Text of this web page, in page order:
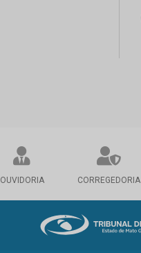
OUVIDORIA CORREGEDORIA